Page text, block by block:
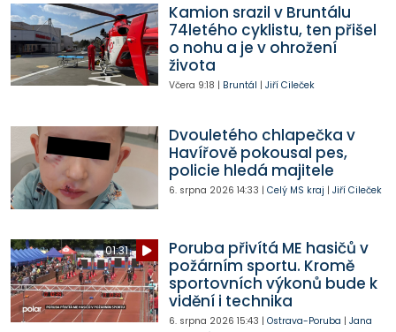
Kamion srazil v Bruntálu
74letého cyklistu, ten přišel
o nohu a je v ohrožení
života
Včera 9:18 | Bruntál | Jiří Cileček
Dvouletého chlapečka v
Havířově pokousal pes,
policie hledá majitele
6. srpna 2026 14:33 | Celý MS kraj | Jiří Cileček
01:31
Poruba přivítá ME hasičů v
požárním sportu. Kromě
sportovních výkonů bude k
vidění i technika
6. srpna 2026 15:43 | Ostrava-Poruba | Jana